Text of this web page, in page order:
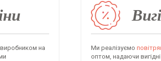
на
Ми реалізуємо
оптом, надаючи